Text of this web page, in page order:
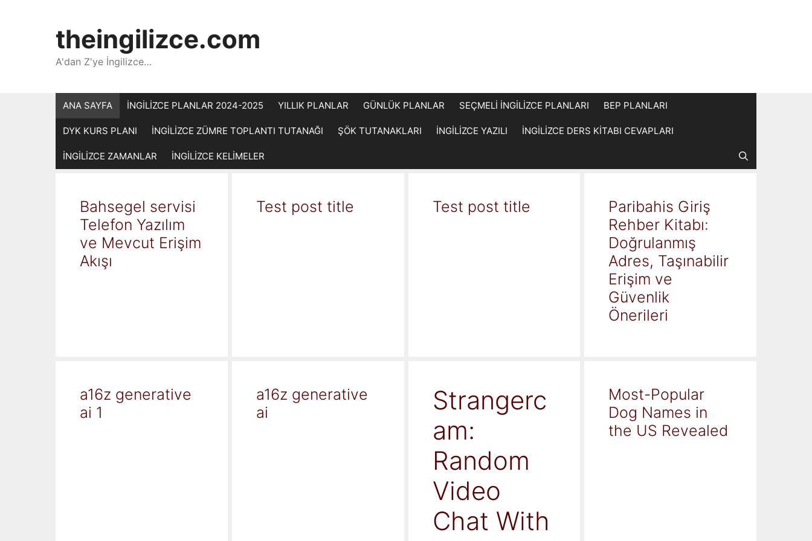
theingilizce.com
A'dan Z'ye İngilizce…
ANA SAYFA İNGİLİZCE PLANLAR 2024-2025 YILLIK PLANLAR GÜNLÜK PLANLAR SEÇMELİ İNGİLİZCE PLANLARI BEP PLANLARI
DYK KURS PLANI İNGİLİZCE ZÜMRE TOPLANTI TUTANAĞI ŞÖK TUTANAKLARI İNGİLİZCE YAZILI İNGİLİZCE DERS KİTABI CEVAPLARI
İNGİLİZCE ZAMANLAR İNGİLİZCE KELİMELER
Bahsegel servisi
Telefon Yazılım
ve Mevcut Erişim
Akışı
Test post title Test post title
Paribahis Giriş
Rehber Kitabı:
Doğrulanmış
Adres, Taşınabilir
Erişim ve
Güvenlik
Önerileri
a16z generative
ai 1
a16z generative
ai
Strangerc
am:
Random
Video
Chat With
Most-Popular
Dog Names in
the US Revealed